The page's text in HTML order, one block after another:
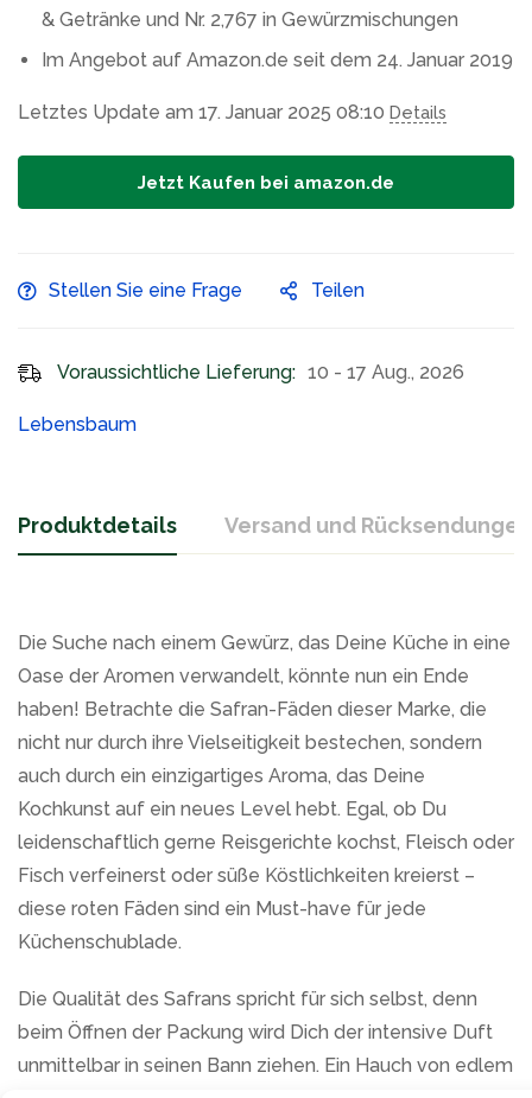
& Getränke und Nr. 2,767 in Gewürzmischungen
Im Angebot auf Amazon.de seit dem 24. Januar 2019
Letztes Update am 17. Januar 2025 08:10 Details
Jetzt Kaufen bei amazon.de
Stellen Sie eine Frage Teilen
Voraussichtliche Lieferung: 10 - 17 Aug., 2026
Lebensbaum
Produktdetails Versand und Rücksendungen
Die Suche nach einem Gewürz, das Deine Küche in eine
Oase der Aromen verwandelt, könnte nun ein Ende
haben! Betrachte die Safran-Fäden dieser Marke, die
nicht nur durch ihre Vielseitigkeit bestechen, sondern
auch durch ein einzigartiges Aroma, das Deine
Kochkunst auf ein neues Level hebt. Egal, ob Du
leidenschaftlich gerne Reisgerichte kochst, Fleisch oder
Fisch verfeinerst oder süße Köstlichkeiten kreierst –
diese roten Fäden sind ein Must-have für jede
Küchenschublade.
Die Qualität des Safrans spricht für sich selbst, denn
beim Öffnen der Packung wird Dich der intensive Duft
unmittelbar in seinen Bann ziehen. Ein Hauch von edlem